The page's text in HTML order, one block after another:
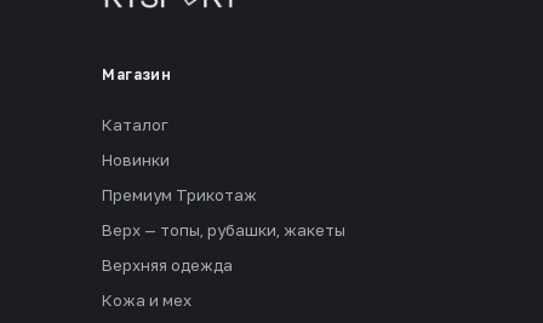
Магазин
Каталог
Новинки
Премиум Трикотаж
Верх — топы, рубашки, жакеты
Верхняя одежда
Кожа и мех